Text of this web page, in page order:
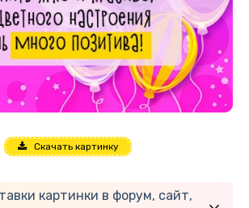
Скачать картинку
картинки в форум, сайт,